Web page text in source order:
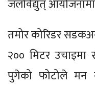
जलविद्युत्
तमोर कोरिडर
२०० मिटर उचाइमा
पुगेको फोटोले मन